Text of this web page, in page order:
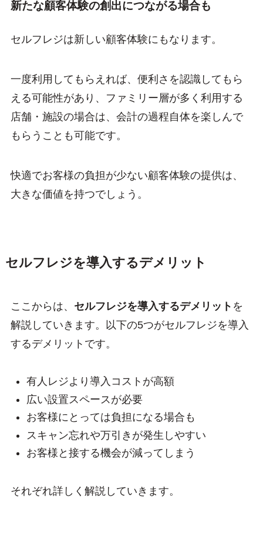
新たな顧客体験の創出につながる場合も
セルフレジは新しい顧客体験にもなります。
一度利用してもらえれば、便利さを認識してもら
える可能性があり、ファミリー層が多く利用する
店舗・施設の場合は、会計の過程自体を楽しんで
もらうことも可能です。
快適でお客様の負担が少ない顧客体験の提供は、
大きな価値を持つでしょう。
セルフレジを導入するデメリット
ここからは、 セルフレジを導入するデメリット を
解説していきます。以下の5つがセルフレジを導入
するデメリットです。
有人レジより導入コストが高額
広い設置スペースが必要
お客様にとっては負担になる場合も
スキャン忘れや万引きが発生しやすい
お客様と接する機会が減ってしまう
それぞれ詳しく解説していきます。